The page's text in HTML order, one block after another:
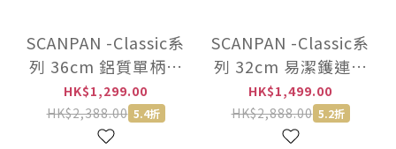
SCANPAN -Classic系
列 36cm 鋁質單柄鑊
-36301200
HK$1,299.00
HK$2,388.00 5.4折
SCANPAN -Classic系
列 32cm 易潔鑊連蓋
(電磁爐適用)
-53113200
HK$1,499.00
HK$2,888.00 5.2折